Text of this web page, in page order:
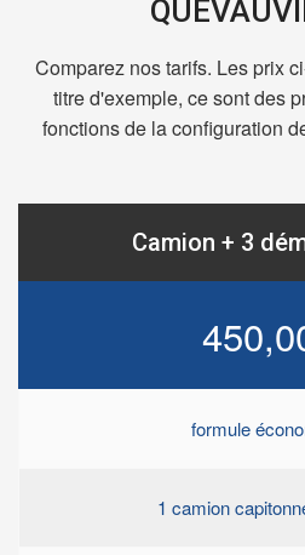
Comparez nos tarifs. Les prix
titre d'exemple, ce sont des
fonctions de la configuration
Camion + 3
formule
1 camion